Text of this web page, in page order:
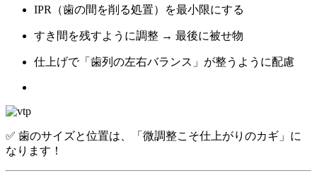
IPR（歯の間を削る処置）を最小限にする
すき間を残すように調整 → 最後に被せ物
仕上げで「歯列の左右バランス」が整うように配慮
✅ 歯のサイズと位置は、「微調整こそ仕上がりのカギ」に
なります！